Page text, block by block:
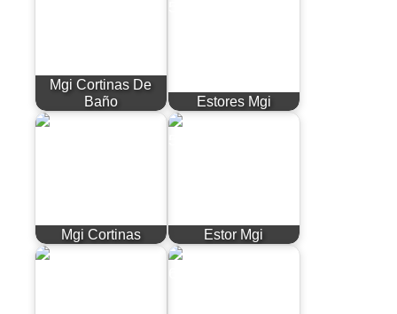
Mgi Cortinas De
Baño
Estores Mgi
Mgi Cortinas Estor Mgi